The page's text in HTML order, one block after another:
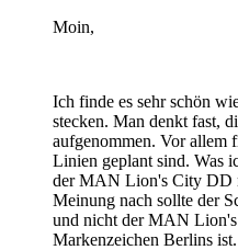
Moin,
Ich finde es sehr schön
stecken. Man denkt fast,
aufgenommen. Vor allem
Linien geplant sind. Was
der MAN Lion's City DD
Meinung nach sollte der
und nicht der MAN
Markenzeichen Berlins ist.